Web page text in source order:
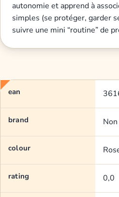
autonomie et apprend à
simples (se protéger, garder
suivre une mini “routine” de
ean
brand
colour
rating 0,0